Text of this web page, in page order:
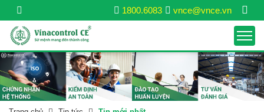
vnce@vnce.vn
1800.6083